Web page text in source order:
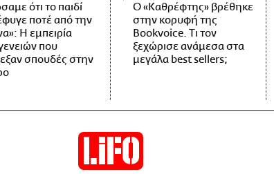
ότι το παιδί
ποτέ από την
Η εμπειρία
που
σπουδές στην
Ο «Καθρέφτης» βρέθηκε
στην κορυφή της
Bookvoice. Τι τον
ξεχώρισε ανάμεσα στα
μεγάλα best sellers;